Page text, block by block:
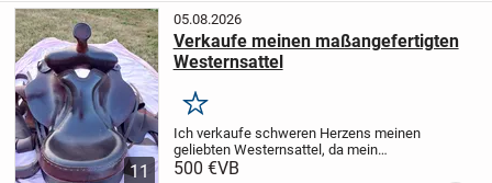
11
05.08.2026
Verkaufe meinen maßangefertigten
Westernsattel
Merken
Ich verkaufe schweren Herzens meinen
geliebten Westernsattel, da mein
Haflinger inzwischen zu alt geworden ist
500 €VB